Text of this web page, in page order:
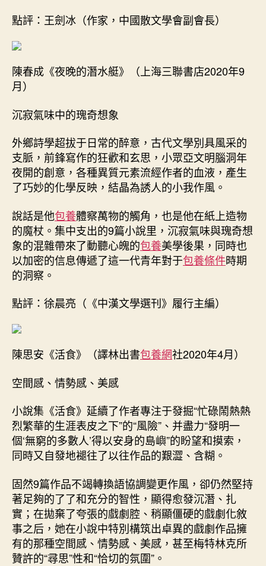
點評：王劍冰（作家，中國散文學會副會長）
陳春成《夜晚的潛水艇》（上海三聯書店2020年9
月）
沉寂氣味中的瑰奇想象
外鄉詩學超拔于日常的醉意，古代文學別具風采的
支脈，前鋒寫作的狂歡和玄思，小眾亞文明腦洞年
夜開的創意，各種異質元素流經作者的血液，產生
了巧妙的化學反映，結晶為誘人的小我作風。
說話是他包養體察萬物的觸角，也是他在紙上造物
的魔杖。集中支出的9篇小說里，沉寂氣味與瑰奇想
象的混雜帶來了動聽心魄的包養美學後果，同時也
以加密的信息傳遞了這一代青年對于包養條件時期
的洞察。
點評：徐晨亮（《中漢文學選刊》履行主編）
陳思安《活食》（譯林出書包養網社2020年4月）
空間感、情勢感、美感
小說集《活食》延續了作者專注于發掘“忙碌鬧熱熱
烈繁華的生涯表皮之下”的“風險”、并盡力“發明一
個‘無窮的多數人’得以安身的島嶼”的盼望和摸索，
同時又自發地褪往了以往作品的艱澀、含糊。
固然9篇作品不竭轉換語協調變更作風，卻仍然堅持
著足夠的了了和充分的智性，顯得愈發沉潛、扎
實；在拋棄了夸張的戲劇腔、稍顯僵硬的戲劇化敘
事之后，她在小說中特別構筑出卓異的戲劇作品擁
有的那種空間感、情勢感、美感，甚至梅特林克所
贊許的“尋思”性和“恰切的氛圍”。